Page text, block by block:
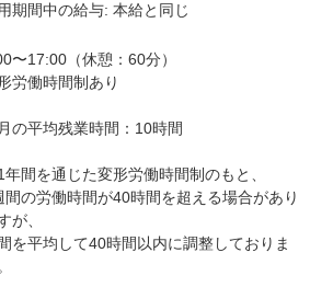
期間中の給与: 本給と同じ
〜17:00（休憩：60分）
労働時間制あり
の平均残業時間：10時間
間を通じた変形労働時間制のもと、
間の労働時間が40時間を超える場合があり
が、
を平均して40時間以内に調整しておりま